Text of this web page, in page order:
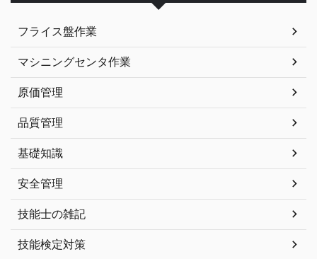
フライス盤作業
マシニングセンタ作業
原価管理
品質管理
基礎知識
安全管理
技能士の雑記
技能検定対策